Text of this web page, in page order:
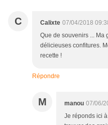
C Calixte 07/04/2018
Que de souvenirs ... Ma
délicieuses confitures.
recette !
Répondre
M manou 07/06/
Je réponds ici